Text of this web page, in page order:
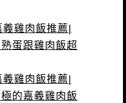
義雞肉飯推薦|
蛋跟雞肉飯超
義雞肉飯推薦|
的嘉義雞肉飯